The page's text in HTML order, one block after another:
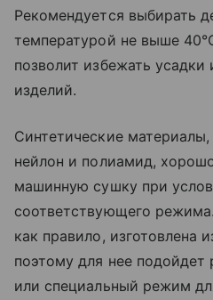
Рекомендуется выбирать
температурой не выше
позволит избежать
изделий.
Синтетические
нейлон и полиамид,
машинную сушку при
соответствующего
как правило, изготовлена
поэтому для нее
или специальный режим